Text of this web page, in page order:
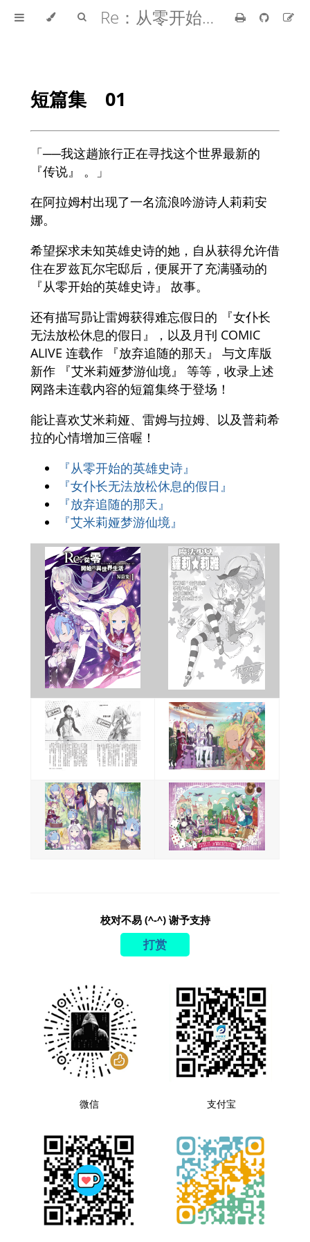
Re：从零开始的异世界生活
短篇集 01
「──我这趟旅行正在寻找这个世界最新的
『传说』 。」
在阿拉姆村出现了一名流浪吟游诗人莉莉安
娜。
希望探求未知英雄史诗的她，自从获得允许借
住在罗兹瓦尔宅邸后，便展开了充满骚动的
『从零开始的英雄史诗』 故事。
还有描写昴让雷姆获得难忘假日的 『女仆长
无法放松休息的假日』，以及月刊 COMIC
ALIVE 连载作 『放弃追随的那天』 与文库版
新作 『艾米莉娅梦游仙境』 等等，收录上述
网路未连载内容的短篇集终于登场！
能让喜欢艾米莉娅、雷姆与拉姆、以及普莉希
拉的心情增加三倍喔！
『从零开始的英雄史诗』
『女仆长无法放松休息的假日』
『放弃追随的那天』
『艾米莉娅梦游仙境』
校对不易 (^-^) 谢予支持
打赏
微信 支付宝